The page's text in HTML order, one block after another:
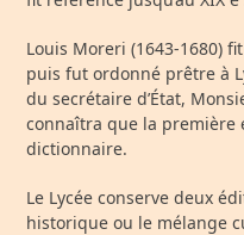
Louis Moreri (1643-1680)
puis fut ordonné prêtre à
du secrétaire d’État,
connaîtra que la
dictionnaire.
Le Lycée conserve deux
historique ou le mélange